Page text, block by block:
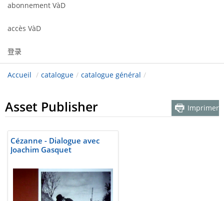
abonnement VàD
accès VàD
登录
Accueil / catalogue / catalogue général /
Asset Publisher Imprimer
Cézanne - Dialogue avec
Joachim Gasquet